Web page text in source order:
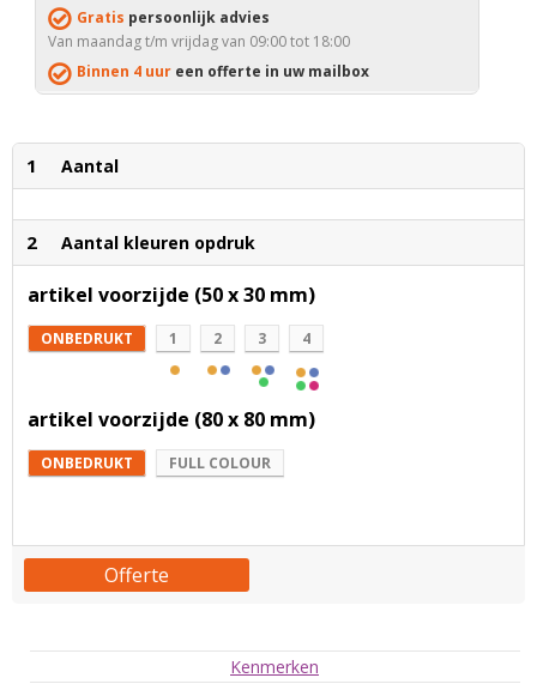
Gratis persoonlijk advies
Van maandag t/m vrijdag van 09:00 tot 18:00
Binnen 4 uur een offerte in uw mailbox
1 Aantal
2 Aantal kleuren opdruk
artikel voorzijde (50 x 30 mm)
ONBEDRUKT 1 2 3 4
artikel voorzijde (80 x 80 mm)
ONBEDRUKT FULL COLOUR
Offerte
Kenmerken